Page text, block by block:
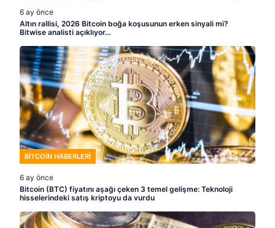
6 ay önce
Altın rallisi, 2026 Bitcoin boğa koşusunun erken sinyali mi?
Bitwise analisti açıklıyor…
BITCOIN HABERLERI
6 ay önce
Bitcoin (BTC) fiyatını aşağı çeken 3 temel gelişme: Teknoloji
hisselerindeki satış kriptoyu da vurdu